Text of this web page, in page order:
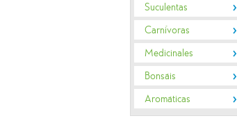
Suculentas
Carnívoras
Medicinales
Bonsáis
Aromáticas